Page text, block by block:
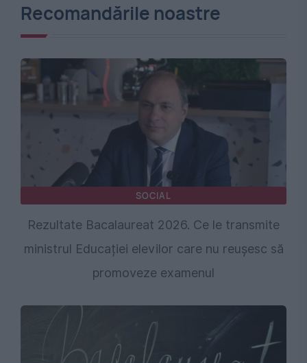
Recomandările noastre
SOCIAL
Rezultate Bacalaureat 2026. Ce le transmite
ministrul Educației elevilor care nu reușesc să
promoveze examenul